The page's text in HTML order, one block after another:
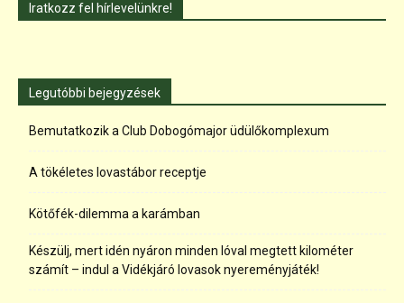
Iratkozz fel hírlevelünkre!
Legutóbbi bejegyzések
Bemutatkozik a Club Dobogómajor üdülőkomplexum
A tökéletes lovastábor receptje
Kötőfék-dilemma a karámban
Készülj, mert idén nyáron minden lóval megtett kilométer
számít – indul a Vidékjáró lovasok nyereményjáték!